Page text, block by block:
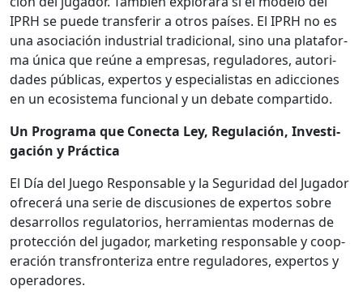
IPRH se puede trans­ferir a otros país­es. El IPRH no es
una aso­ciación indus­tri­al tradi­cional, sino una platafor­
ma úni­ca que reúne a empre­sas, reg­u­ladores, autori­
dades públi­cas, exper­tos y espe­cial­is­tas en adic­ciones
en un eco­sis­tema fun­cional y un debate com­par­tido.
Un Pro­gra­ma que Conec­ta Ley, Reg­u­lación, Inves­ti­
gación y Prác­ti­ca
El Día del Juego Respon­s­able y la Seguri­dad del Jugador
ofre­cerá una serie de dis­cu­siones de exper­tos sobre
desar­rol­los reg­u­la­to­rios, her­ramien­tas mod­er­nas de
pro­tec­ción del jugador, mar­ket­ing respon­s­able y coop­
eración trans­fron­ter­i­za entre reg­u­ladores, exper­tos y
oper­adores.